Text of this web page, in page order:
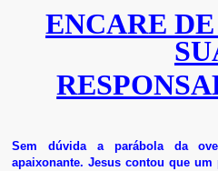
ENCARE
Sem dúvida a parábola da
apaixonante. Jesus contou que